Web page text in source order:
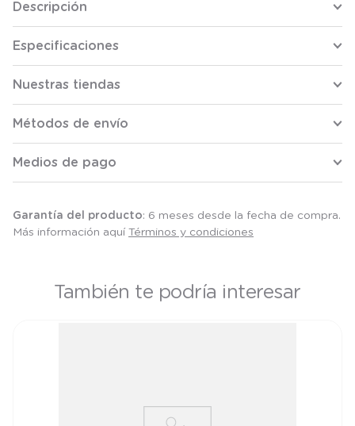
Descripción
Especificaciones
Nuestras tiendas
Métodos de envío
Medios de pago
Garantía del producto: 6 meses desde la fecha de compra.
Más información aquí Términos y condiciones
También te podría interesar